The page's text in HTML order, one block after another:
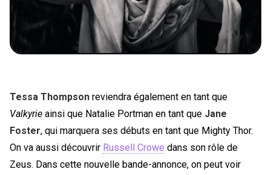
Tessa Thompson reviendra également en tant que
Valkyrie ainsi que Natalie Portman en tant que Jane
Foster, qui marquera ses débuts en tant que Mighty Thor.
On va aussi découvrir Russell Crowe dans son rôle de
Zeus. Dans cette nouvelle bande-annonce, on peut voir